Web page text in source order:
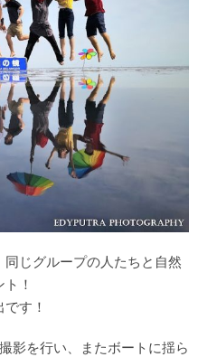
じグループの人たちと自然
！
す！
影を行い、またボートに揺ら